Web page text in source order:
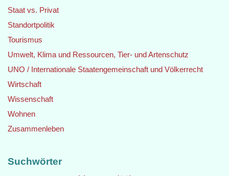
Staat vs. Privat
Standortpolitik
Tourismus
Umwelt, Klima und Ressourcen, Tier- und Artenschutz
UNO / Internationale Staatengemeinschaft und Völkerrecht
Wirtschaft
Wissenschaft
Wohnen
Zusammenleben
Suchwörter